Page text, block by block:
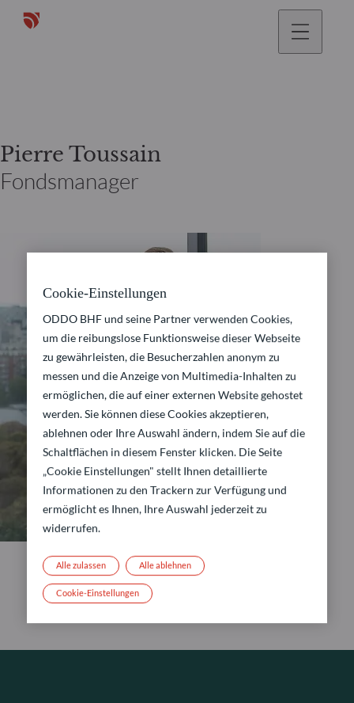
Pierre Toussain
Fondsmanager
Cookie-Einstellungen
ODDO BHF und seine Partner verwenden Cookies,
um die reibungslose Funktionsweise dieser Webseite
zu gewährleisten, die Besucherzahlen anonym zu
messen und die Anzeige von Multimedia-Inhalten zu
ermöglichen, die auf einer externen Website gehostet
werden. Sie können diese Cookies akzeptieren,
ablehnen oder Ihre Auswahl ändern, indem Sie auf die
Schaltflächen in diesem Fenster klicken. Die Seite
„Cookie Einstellungen" stellt Ihnen detaillierte
Informationen zu den Trackern zur Verfügung und
ermöglicht es Ihnen, Ihre Auswahl jederzeit zu
widerrufen.
Alle ablehnen
Alle zulassen
Cookie-Einstellungen